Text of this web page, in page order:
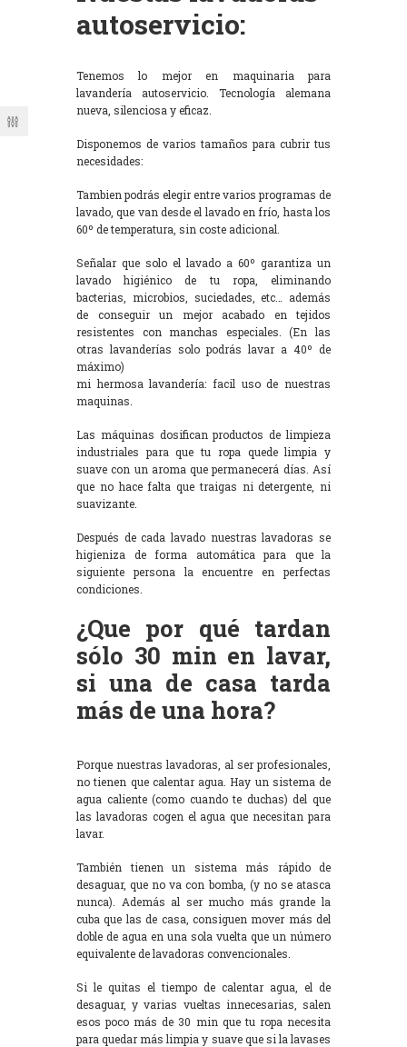
autoservicio:
Tenemos lo mejor en maquinaria para
lavandería autoservicio. Tecnología alemana
nueva, silenciosa y eficaz.
Disponemos de varios tamaños para cubrir tus
necesidades:
Tambien podrás elegir entre varios programas de
lavado, que van desde el lavado en frío, hasta los
60º de temperatura, sin coste adicional.
Señalar que solo el lavado a 60º garantiza un
lavado higiénico de tu ropa, eliminando
bacterias, microbios, suciedades, etc… además
de conseguir un mejor acabado en tejidos
resistentes con manchas especiales. (En las
otras lavanderías solo podrás lavar a 40º de
máximo)
mi hermosa lavandería: facil uso de nuestras
maquinas.
Las máquinas dosifican productos de limpieza
industriales para que tu ropa quede limpia y
suave con un aroma que permanecerá días. Así
que no hace falta que traigas ni detergente, ni
suavizante.
Después de cada lavado nuestras lavadoras se
higieniza de forma automática para que la
siguiente persona la encuentre en perfectas
condiciones.
¿Que por qué tardan
sólo 30 min en lavar,
si una de casa tarda
más de una hora?
Porque nuestras lavadoras, al ser profesionales,
no tienen que calentar agua. Hay un sistema de
agua caliente (como cuando te duchas) del que
las lavadoras cogen el agua que necesitan para
lavar.
También tienen un sistema más rápido de
desaguar, que no va con bomba, (y no se atasca
nunca). Además al ser mucho más grande la
cuba que las de casa, consiguen mover más del
doble de agua en una sola vuelta que un número
equivalente de lavadoras convencionales.
Si le quitas el tiempo de calentar agua, el de
desaguar, y varias vueltas innecesarias, salen
esos poco más de 30 min que tu ropa necesita
para quedar más limpia y suave que si la lavases